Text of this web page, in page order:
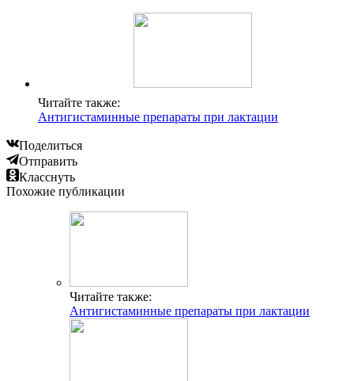
Читайте также:
Антигистаминные препараты при лактации
Поделиться
Отправить
Класснуть
Похожие публикации
Читайте также:
Антигистаминные препараты при лактации